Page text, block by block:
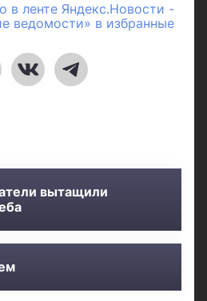
в ленте Яндекс.Новости -
ведомости» в избранные
вытащили